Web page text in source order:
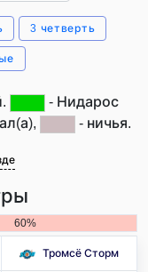
3 четверть
- Нидарос
- ничья.
60%
Тромсё Сторм